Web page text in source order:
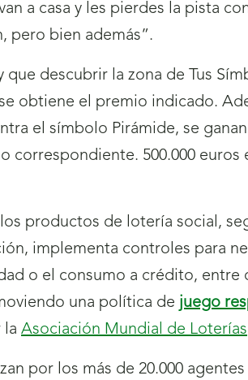
a casa y les pierdes la pista
pero bien además”.
que descubrir la zona de Tus
obtiene el premio indicado.
el símbolo Pirámide, se
correspondiente. 500.000
productos de lotería social,
implementa controles para
o el consumo a crédito,
una política de juego
la Asociación Mundial de Loterías
por los más de 20.000